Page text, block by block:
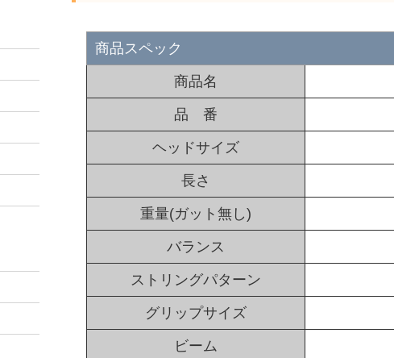
商品スペック
商品名
品 番
ヘッドサイズ
長さ
重量(ガット無し)
バランス
ストリングパターン
グリップサイズ
ビーム